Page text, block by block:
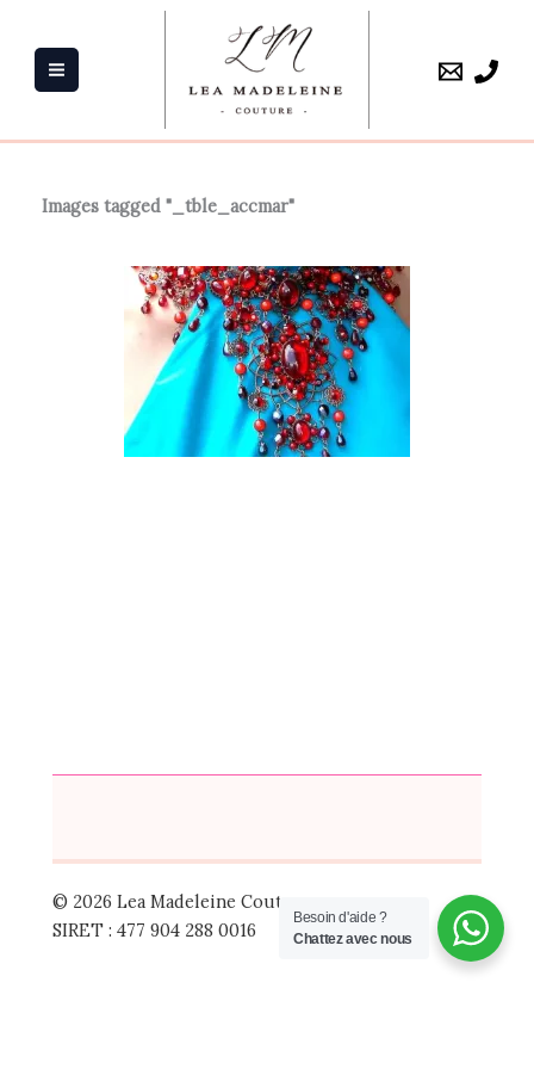
contenu
Images tagged "_tble_accmar"
© 2026 Lea Madeleine Couture
SIRET : 477 904 288 0016
Besoin d'aide ?
Chattez avec nous